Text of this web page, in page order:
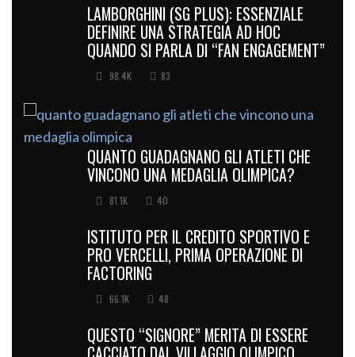
LAMBORGHINI (SG PLUS): ESSENZIALE
DEFINIRE UNA STRATEGIA AD HOC
QUANDO SI PARLA DI “FAN ENGAGEMENT”
98.4K 83
QUANTO GUADAGNANO GLI ATLETI CHE
VINCONO UNA MEDAGLIA OLIMPICA?
81.1K 40
ISTITUTO PER IL CREDITO SPORTIVO E
PRO VERCELLI, PRIMA OPERAZIONE DI
FACTORING
66.1K 48
QUESTO “SIGNORE” MERITA DI ESSERE